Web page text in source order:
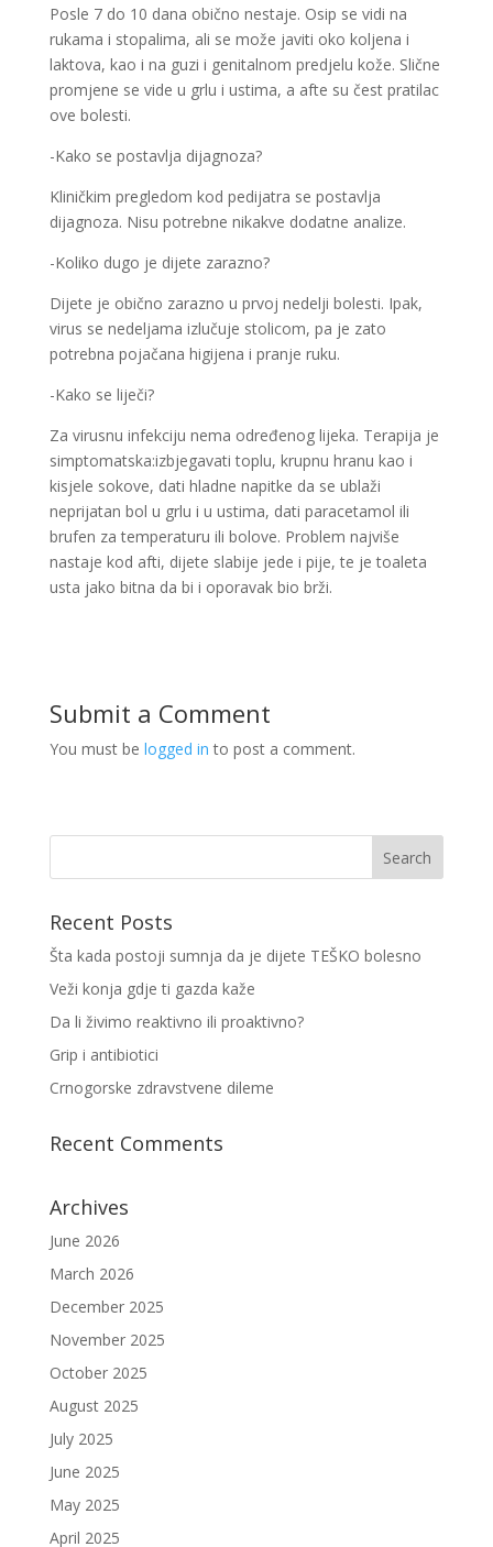
Posle 7 do 10 dana obično nestaje. Osip se vidi na
rukama i stopalima, ali se može javiti oko koljena i
laktova, kao i na guzi i genitalnom predjelu kože. Slične
promjene se vide u grlu i ustima, a afte su čest pratilac
ove bolesti.
-Kako se postavlja dijagnoza?
Kliničkim pregledom kod pedijatra se postavlja
dijagnoza. Nisu potrebne nikakve dodatne analize.
-Koliko dugo je dijete zarazno?
Dijete je obično zarazno u prvoj nedelji bolesti. Ipak,
virus se nedeljama izlučuje stolicom, pa je zato
potrebna pojačana higijena i pranje ruku.
-Kako se liječi?
Za virusnu infekciju nema određenog lijeka. Terapija je
simptomatska:izbjegavati toplu, krupnu hranu kao i
kisjele sokove, dati hladne napitke da se ublaži
neprijatan bol u grlu i u ustima, dati paracetamol ili
brufen za temperaturu ili bolove. Problem najviše
nastaje kod afti, dijete slabije jede i pije, te je toaleta
usta jako bitna da bi i oporavak bio brži.
Submit a Comment
You must be logged in to post a comment.
Recent Posts
Šta kada postoji sumnja da je dijete TEŠKO bolesno
Veži konja gdje ti gazda kaže
Da li živimo reaktivno ili proaktivno?
Grip i antibiotici
Crnogorske zdravstvene dileme
Recent Comments
Archives
June 2026
March 2026
December 2025
November 2025
October 2025
August 2025
July 2025
June 2025
May 2025
April 2025